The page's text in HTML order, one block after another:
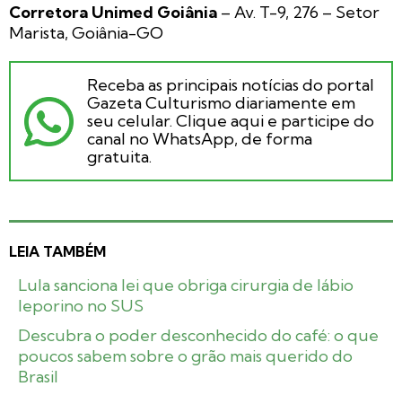
Corretora Unimed Goiânia – Av. T-9, 276 – Setor
Marista, Goiânia-GO
Receba as principais notícias do portal
Gazeta Culturismo diariamente em
seu celular. Clique aqui e participe do
canal no WhatsApp, de forma
gratuita.
LEIA TAMBÉM
Lula sanciona lei que obriga cirurgia de lábio
leporino no SUS
Descubra o poder desconhecido do café: o que
poucos sabem sobre o grão mais querido do
Brasil